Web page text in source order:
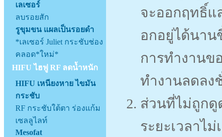
เลเซอร์
ลบรอยสัก
รูขุมขน แผลเป็นรอยดำ
*เลเซอร์ Juliet กระชับช่อง
คลอด*ใหม่*
HIFU ไฮฟู RF ลดน้ำหนัก
HIFU เหนียงหาย ไขมัน
กระชับ
RF กระชับใต้ตา ร่องแก้ม
เซลลูไลท์
Mesofat
จะออกฤทธิ์แ
อกอยู่ได้นาน
การทำงานข
ทำงานลดลง
ส่วนที่ไม่ถูกดู
ระยะเวลาไ